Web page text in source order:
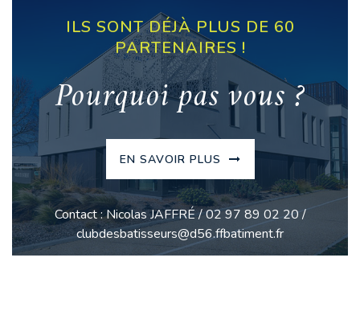
ILS SONT DÉJÀ PLUS DE 60
PARTENAIRES !
Pourquoi pas vous ?
EN SAVOIR PLUS
Contact : Nicolas JAFFRÉ / 02 97 89 02 20 /
clubdesbatisseurs@d56.ffbatiment.fr